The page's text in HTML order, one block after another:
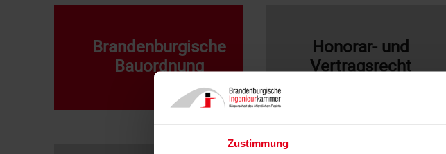
Zustimmung
Brandenburgische
Bauordnung
Honorar- und
Vertragsrecht